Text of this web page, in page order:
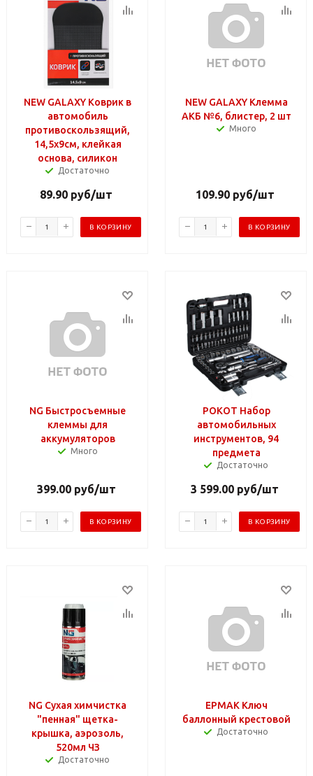
NEW GALAXY Коврик в
автомобиль
противоскользящий,
14,5x9см, клейкая
основа, силикон
Достаточно
89.90 руб/шт
В КОРЗИНУ
NEW GALAXY Клемма
АКБ №6, блистер, 2 шт
Много
109.90руб/шт
В КОРЗИНУ
NG Быстросъемные
клеммы для
аккумуляторов
Много
399.00руб/шт
В КОРЗИНУ
РОКОТ Набор
автомобильных
инструментов, 94
предмета
Достаточно
3 599.00 руб/шт
В КОРЗИНУ
NG Сухая химчистка
"пенная" щетка-
крышка, аэрозоль,
520мл ЧЗ
Достаточно
ЕРМАК Ключ
баллонный крестовой
Достаточно